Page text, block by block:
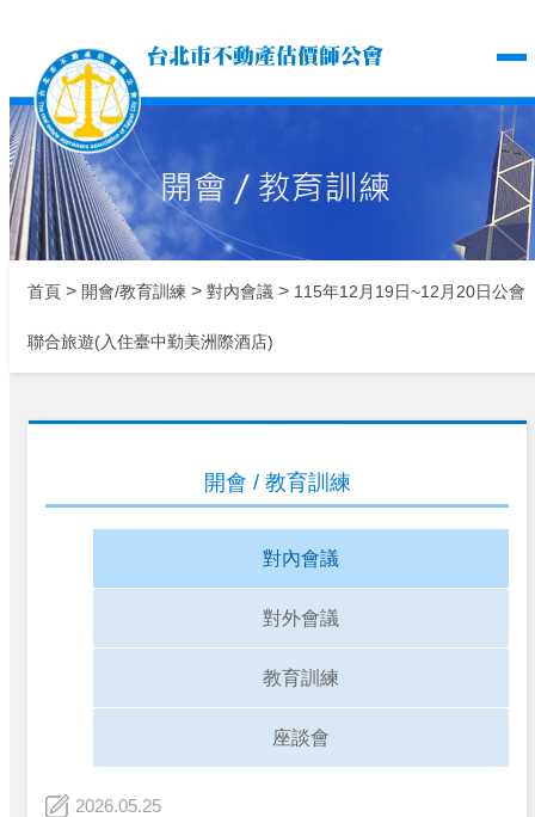
台北市不動產估價師公
首頁 > 開會/教育訓練 > 對內會議 > 115年12月19日~12月20日公會
聯合旅遊(入住臺中勤美洲際酒店)
開會 / 教育訓練
對內會議
對外會議
教育訓練
座談會
2026.05.25